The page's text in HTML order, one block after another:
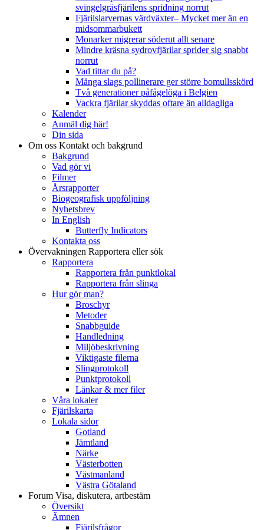
svingelgräsfjärilens spridning norrut
Fjärilslarvernas värdväxter– Mycket mer än en
midsommarbukett
Monarker migrerar söderut allt senare
Mindre kräsna sydrovfjärilar sprider sig snabbt
norrut
Vad tittar du på?
Många slags pollinerare ger större bomullsskörd
Två generationer påfågelöga i Belgien
Vackra fjärilar skyddas oftare än alldagliga
Kalender
Anmäl dig här!
Din sida
Om oss Kontakt och bakgrund
Bakgrund
Vad gör vi
Filmer
Årsrapporter
Biogeografisk uppföljning
Nyhetsbrev
In English
Butterfly Indicators
Kontakta oss
Övervakningen Rapportera eller sök
Rapportera
Rapportera från punktlokal
Rapportera från slinga
Hur gör man?
Broschyr
Metoder
Snabbguide
Handledning
Miljöbeskrivning
Viktigaste filerna
Slingprotokoll
Punktprotokoll
Länkar & mer filer
Våra lokaler
Fjärilskarta
Lokala sidor
Gotland
Jämtland
Närke
Västerbotten
Västmanland
Västra Götaland
Forum Visa, diskutera, artbestäm
Översikt
Ämnen
Fjärilsfrågor